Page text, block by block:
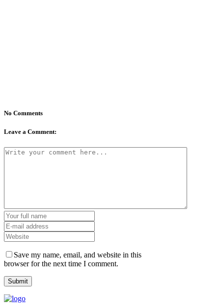
No Comments
Leave a Comment:
Save my name, email, and website in this
browser for the next time I comment.